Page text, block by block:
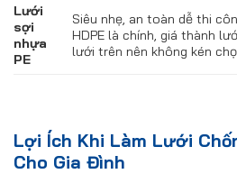
Lưới
sợi
nhựa
PE
Siêu nhẹ, an toàn dễ thi
HDPE là chính, giá thành
lưới trên nên không kén
Lợi Ích Khi Làm Lưới
Cho Gia Đình